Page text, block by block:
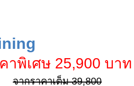
าพิเศษ 25,900 บาท
จากราคาเต็ม 39,800